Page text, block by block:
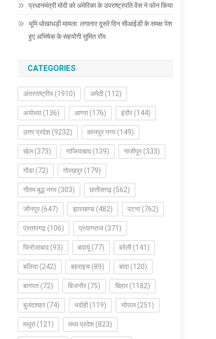
प्रधानमंत्री मोदी को अमेरिका के उपराष्ट्रपति वेंस ने फोन किया
भूमि धोखाधड़ी मामला: लगातार दूसरे दिन सीआईडी के समक्ष पेश
हुए अभिषेक के सहयोगी सुमित रॉय
CATEGORIES
अंतरराष्ट्रीय (1910) अमेठी (112)
अयोध्या (136) आगरा (176) इंदौर (144)
उत्तर प्रदेश (9232) कानपुर नगर (149)
खेल (373) गाजियाबाद (139) गाजीपुर (333)
गोंडा (72) गोरखपुर (179)
गौतम बुद्ध नगर (303) छत्तीसगढ़ (562)
जौनपुर (647) झारखण्ड (482) पटना (762)
प्रतापगढ़ (106) प्रयागराज (371)
फिरोजाबाद (93) बदायूं (77) बरेली (141)
बलिया (242) बहराइच (89) बांदा (120)
बागपत (72) बिजनौर (75) बिहार (1182)
बुलंदशहर (74) भदोही (119) भोपाल (251)
मथुरा (121) मध्य प्रदेश (823)